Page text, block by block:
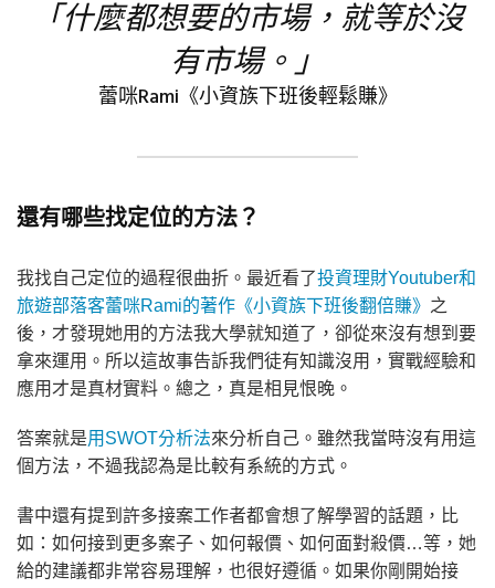
「什麼都想要的市場，就等於沒
有市場。」
蕾咪Rami《小資族下班後輕鬆賺》
還有哪些找定位的方法？
我找自己定位的過程很曲折。最近看了投資理財Youtuber和
旅遊部落客蕾咪Rami的著作《小資族下班後翻倍賺》 之
後，才發現她用的方法我大學就知道了，卻從來沒有想到要
拿來運用。所以這故事告訴我們徒有知識沒用，實戰經驗和
應用才是真材實料。總之，真是相見恨晚。
答案就是用SWOT分析法來分析自己。雖然我當時沒有用這
個方法，不過我認為是比較有系統的方式。
書中還有提到許多接案工作者都會想了解學習的話題，比
如：如何接到更多案子、如何報價、如何面對殺價…等，她
給的建議都非常容易理解，也很好遵循。如果你剛開始接